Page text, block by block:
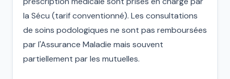
la Sécu (tarif conventionné). Les consultations
de soins podologiques ne sont pas remboursées
par l'Assurance Maladie mais souvent
partiellement par les mutuelles.